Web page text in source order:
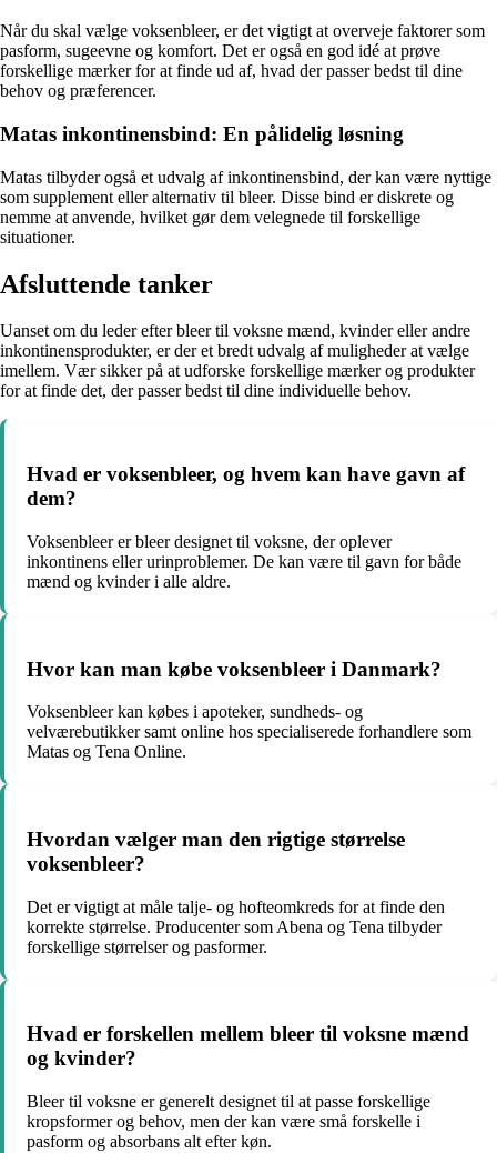
Når du skal vælge voksenbleer, er det vigtigt at overveje faktorer som
pasform, sugeevne og komfort. Det er også en god idé at prøve
forskellige mærker for at finde ud af, hvad der passer bedst til dine
behov og præferencer.
Matas inkontinensbind: En pålidelig løsning
Matas tilbyder også et udvalg af inkontinensbind, der kan være nyttige
som supplement eller alternativ til bleer. Disse bind er diskrete og
nemme at anvende, hvilket gør dem velegnede til forskellige
situationer.
Afsluttende tanker
Uanset om du leder efter bleer til voksne mænd, kvinder eller andre
inkontinensprodukter, er der et bredt udvalg af muligheder at vælge
imellem. Vær sikker på at udforske forskellige mærker og produkter
for at finde det, der passer bedst til dine individuelle behov.
Hvad er voksenbleer, og hvem kan have gavn af
dem?
Voksenbleer er bleer designet til voksne, der oplever
inkontinens eller urinproblemer. De kan være til gavn for både
mænd og kvinder i alle aldre.
Hvor kan man købe voksenbleer i Danmark?
Voksenbleer kan købes i apoteker, sundheds- og
velværebutikker samt online hos specialiserede forhandlere som
Matas og Tena Online.
Hvordan vælger man den rigtige størrelse
voksenbleer?
Det er vigtigt at måle talje- og hofteomkreds for at finde den
korrekte størrelse. Producenter som Abena og Tena tilbyder
forskellige størrelser og pasformer.
Hvad er forskellen mellem bleer til voksne mænd
og kvinder?
Bleer til voksne er generelt designet til at passe forskellige
kropsformer og behov, men der kan være små forskelle i
pasform og absorbans alt efter køn.